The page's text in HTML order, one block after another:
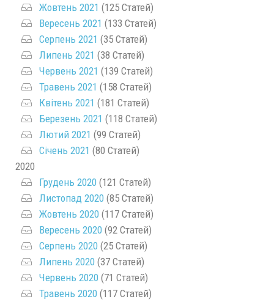
Жовтень 2021 (125 Статей)
Вересень 2021 (133 Статей)
Серпень 2021 (35 Статей)
Липень 2021 (38 Статей)
Червень 2021 (139 Статей)
Травень 2021 (158 Статей)
Квітень 2021 (181 Статей)
Березень 2021 (118 Статей)
Лютий 2021 (99 Статей)
Січень 2021 (80 Статей)
2020
Грудень 2020 (121 Статей)
Листопад 2020 (85 Статей)
Жовтень 2020 (117 Статей)
Вересень 2020 (92 Статей)
Серпень 2020 (25 Статей)
Липень 2020 (37 Статей)
Червень 2020 (71 Статей)
Травень 2020 (117 Статей)